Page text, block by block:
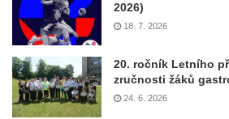
2026)
18. 7. 2026
20. ročník Letního
zručnosti žáků
24. 6. 2026